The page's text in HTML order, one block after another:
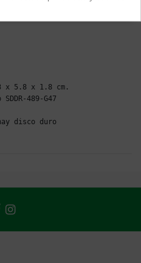
x 5.8 x 1.8 cm.
489-G47
disco duro